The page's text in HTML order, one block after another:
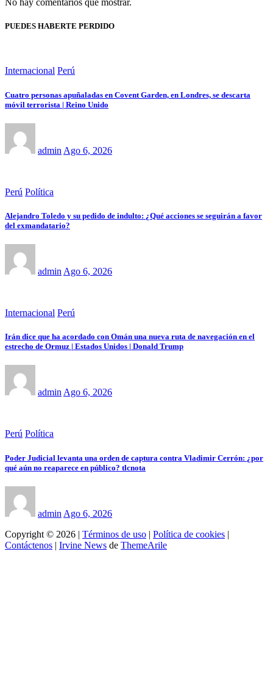
No hay comentarios que mostrar.
PUEDES HABERTE PERDIDO
Internacional Perú
Cuatro personas apuñaladas en Covent Garden, en Londres, se descarta
móvil terrorista | Reino Unido
admin Ago 6, 2026
Perú Política
Alejandro Toledo y su pedido de indulto: ¿Qué acciones se seguirán a favor
del exmandatario?
admin Ago 6, 2026
Internacional Perú
Irán dice que ha acordado con Omán una nueva ruta de navegación en el
estrecho de Ormuz | Estados Unidos | Donald Trump
adminAgo 6, 2026
Perú Política
Poder Judicial levanta una orden de captura contra Vladimir Cerrón: ¿por
qué aún no reaparece en público? tlcnota
admin Ago 6, 2026
Copyright © 2026 | Términos de uso | Política de cookies |
Contáctenos | Irvine News de ThemeArile